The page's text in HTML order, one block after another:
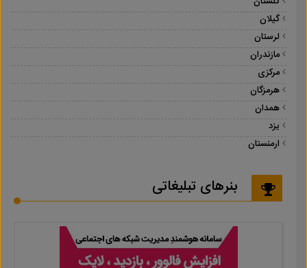
گیلان
لرستان
مازندران
مرکزی
هرمزگان
همدان
یزد
ارمنستان
بنرهای تبلیغاتی